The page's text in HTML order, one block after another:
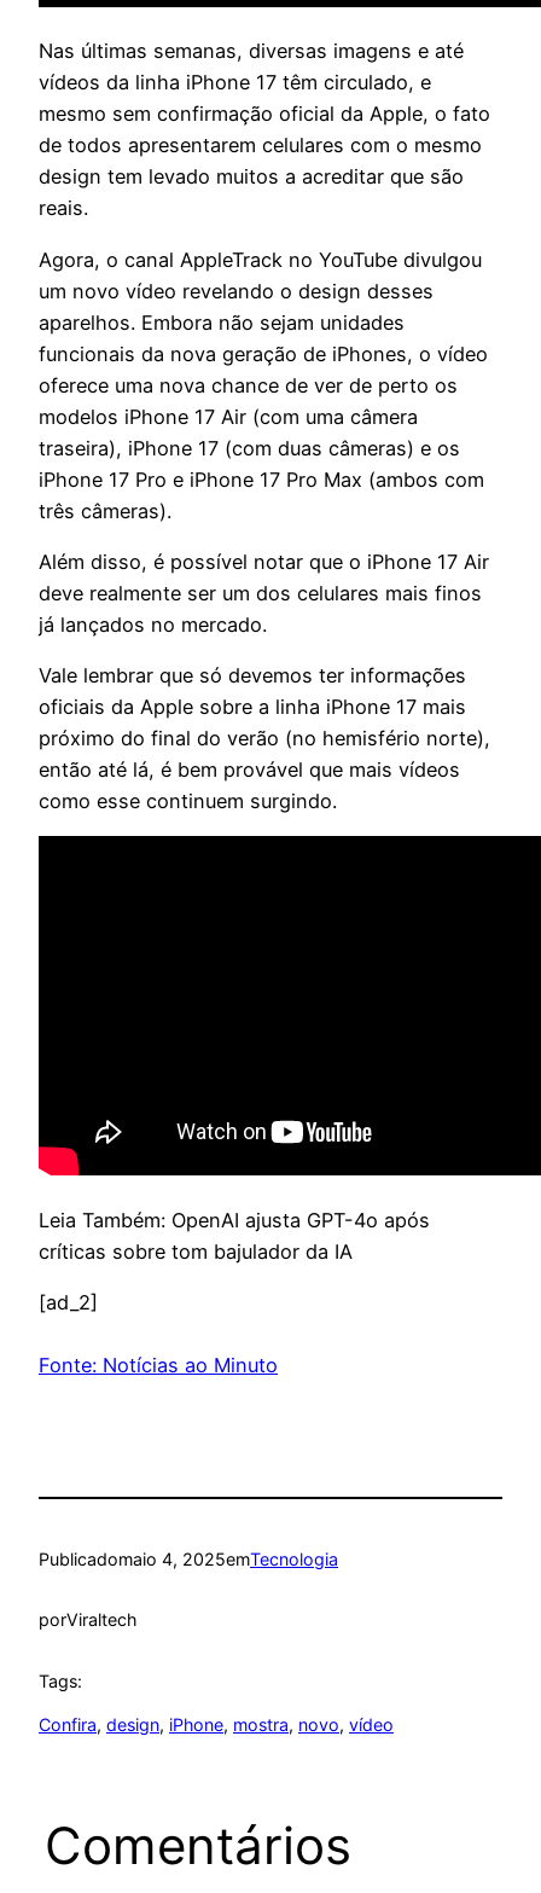
Nas últimas semanas, diversas imagens e até
vídeos da linha iPhone 17 têm circulado, e
mesmo sem confirmação oficial da Apple, o fato
de todos apresentarem celulares com o mesmo
design tem levado muitos a acreditar que são
reais.
Agora, o canal AppleTrack no YouTube divulgou
um novo vídeo revelando o design desses
aparelhos. Embora não sejam unidades
funcionais da nova geração de iPhones, o vídeo
oferece uma nova chance de ver de perto os
modelos iPhone 17 Air (com uma câmera
traseira), iPhone 17 (com duas câmeras) e os
iPhone 17 Pro e iPhone 17 Pro Max (ambos com
três câmeras).
Além disso, é possível notar que o iPhone 17 Air
deve realmente ser um dos celulares mais finos
já lançados no mercado.
Vale lembrar que só devemos ter informações
oficiais da Apple sobre a linha iPhone 17 mais
próximo do final do verão (no hemisfério norte),
então até lá, é bem provável que mais vídeos
como esse continuem surgindo.
Leia Também: OpenAI ajusta GPT-4o após
críticas sobre tom bajulador da IA
[ad_2]
Fonte: Notícias ao Minuto
Publicadomaio 4, 2025emTecnologia
porViraltech
Tags:
Confira, design, iPhone, mostra, novo, vídeo
Comentários